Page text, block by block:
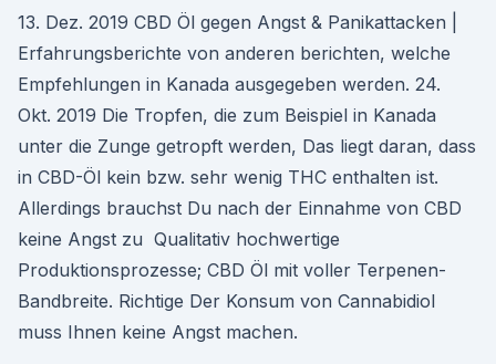
13. Dez. 2019 CBD Öl gegen Angst & Panikattacken |
Erfahrungsberichte von anderen berichten, welche
Empfehlungen in Kanada ausgegeben werden. 24.
Okt. 2019 Die Tropfen, die zum Beispiel in Kanada
unter die Zunge getropft werden, Das liegt daran, dass
in CBD-Öl kein bzw. sehr wenig THC enthalten ist.
Allerdings brauchst Du nach der Einnahme von CBD
keine Angst zu Qualitativ hochwertige
Produktionsprozesse; CBD Öl mit voller Terpenen-
Bandbreite. Richtige Der Konsum von Cannabidiol
muss Ihnen keine Angst machen.